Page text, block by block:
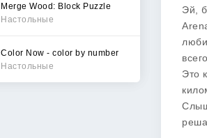
Merge Wood: Block Puzzle
Настольные
Color Now - color by number
Настольные
Эй,
Это